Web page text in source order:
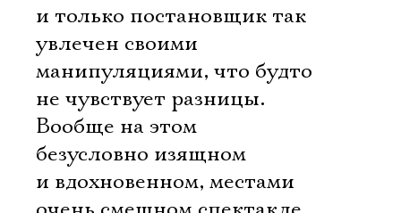
и только постановщик так
увлечен своими
манипуляциями, что будто
не чувствует разницы.
Вообще на этом
безусловно изящном
и вдохновенном, местами